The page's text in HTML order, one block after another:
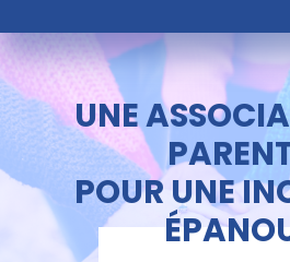
UNE
POUR UNE